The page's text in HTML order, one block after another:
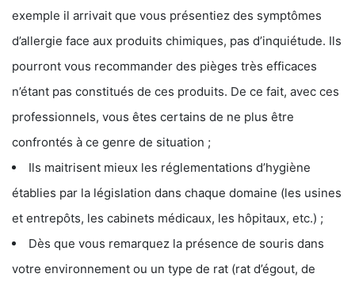
exemple il arrivait que vous présentiez des symptômes
d’allergie face aux produits chimiques, pas d’inquiétude. Ils
pourront vous recommander des pièges très efficaces
n’étant pas constitués de ces produits. De ce fait, avec ces
professionnels, vous êtes certains de ne plus être
confrontés à ce genre de situation ;
Ils maitrisent mieux les réglementations d’hygiène
établies par la législation dans chaque domaine (les usines
et entrepôts, les cabinets médicaux, les hôpitaux, etc.) ;
Dès que vous remarquez la présence de souris dans
votre environnement ou un type de rat (rat d’égout, de